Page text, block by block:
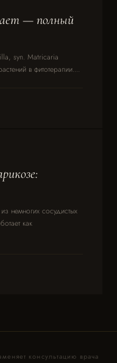
— полный
syn. Matricaria
в фитотерапии....
немногих сосудистых
как
консультацию врача